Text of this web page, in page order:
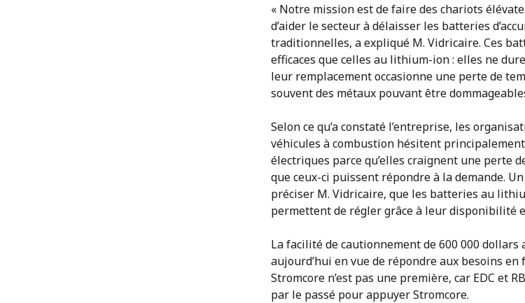
« Notre mission est de faire des chariots
d’aider le secteur à délaisser les batteries
traditionnelles, a expliqué M. Vidricaire. Ces
efficaces que celles au lithium-ion : elles ne
leur remplacement occasionne une perte de
souvent des métaux pouvant être
Selon ce qu’a constaté l’entreprise, les
véhicules à combustion hésitent
électriques parce qu’elles craignent une perte
que ceux-ci puissent répondre à la demande.
préciser M. Vidricaire, que les batteries au
permettent de régler grâce à leur disponibilité
La facilité de cautionnement de 600 000 dollars
aujourd’hui en vue de répondre aux besoins
Stromcore n’est pas une première, car EDC et
par le passé pour appuyer Stromcore.